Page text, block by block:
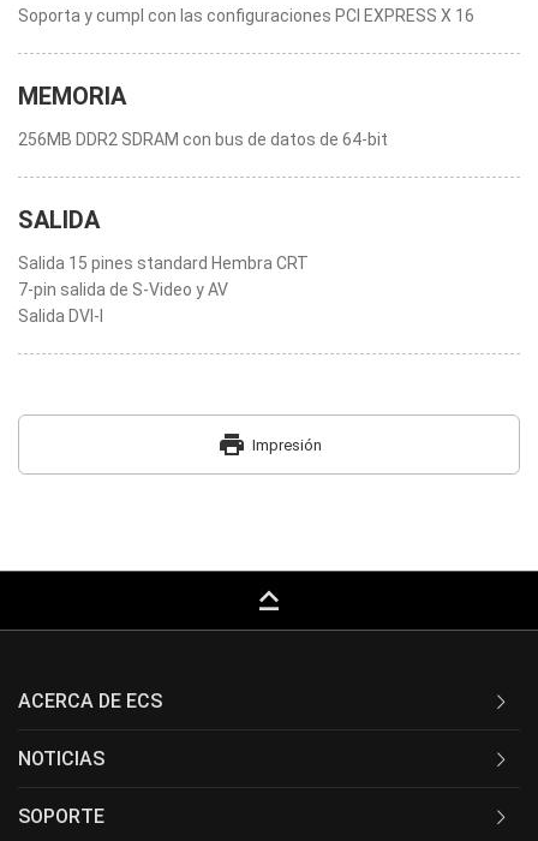
Soporta y cumpl con las configuraciones PCI EXPRESS X 16
MEMORIA
256MB DDR2 SDRAM con bus de datos de 64-bit
SALIDA
Salida 15 pines standard Hembra CRT
7-pin salida de S-Video y AV
Salida DVI-I
print Impresión
keyboard_capslock
ACERCA DE ECS
NOTICIAS
SOPORTE